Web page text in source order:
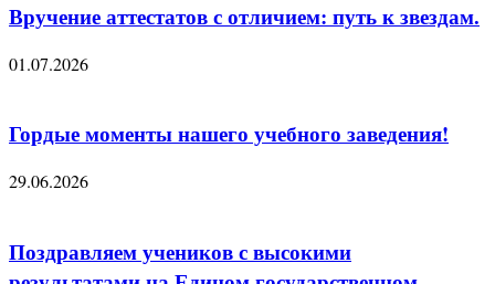
Вручение аттестатов с отличием: путь к звездам.
01.07.2026
Гордые моменты нашего учебного заведения!
29.06.2026
Поздравляем учеников с высокими